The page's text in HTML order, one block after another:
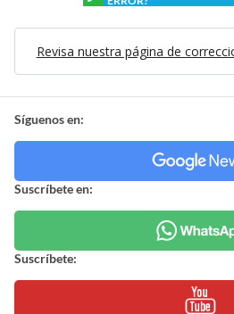
Revisa nuestra página de
Síguenos en:
Suscríbete en:
Suscríbete: